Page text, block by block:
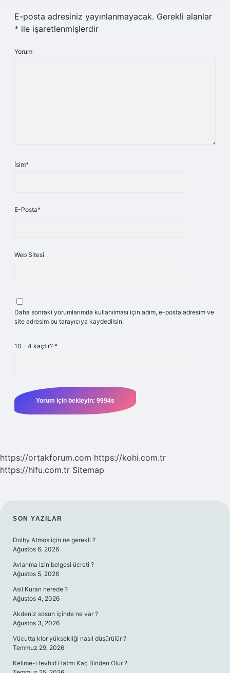
E-posta adresiniz yayınlanmayacak. Gerekli alanlar
* ile işaretlenmişlerdir
Yorum
İsim*
E-Posta*
Web Sitesi
Daha sonraki yorumlarımda kullanılması için adım, e-posta adresim ve
site adresim bu tarayıcıya kaydedilsin.
10 - 4 kaçtır? *
https://ortakforum.com https://kohi.com.tr
https://hifu.com.tr Sitemap
SIDEBAR
SON YAZILAR
Dolby Atmos için ne gerekli ?
Ağustos 6, 2026
Avlanma izin belgesi ücreti ?
Ağustos 5, 2026
Asıl Kuran nerede ?
Ağustos 4, 2026
Akdeniz sosun içinde ne var ?
Ağustos 3, 2026
Vücutta klor yüksekliği nasıl düşürülür ?
Temmuz 29, 2026
Kelime-i tevhid Hatmi Kaç Binden Olur ?